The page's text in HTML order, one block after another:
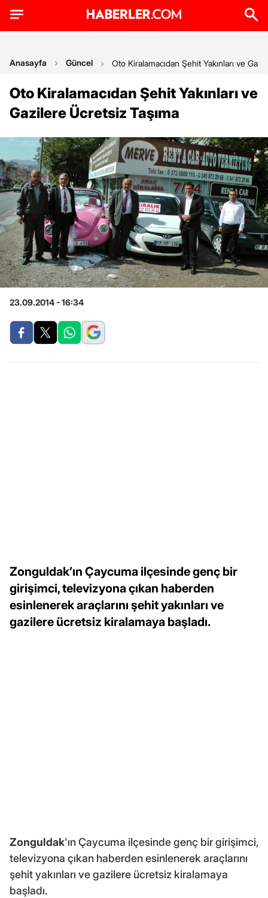
Anasayfa Güncel Oto Kiralamacıdan Şehit Yakınları ve
Oto Kiralamacıdan Şehit Yakınları ve
Gazilere Ücretsiz Taşıma
23.09.2014 - 16:34
Zonguldak’ın Çaycuma ilçesinde genç bir
girişimci, televizyona çıkan haberden
esinlenerek araçlarını şehit yakınları ve
gazilere ücretsiz kiralamaya başladı.
Zonguldak'ın Çaycuma ilçesinde genç bir girişimci,
televizyona çıkan haberden esinlenerek araçlarını
şehit yakınları ve gazilere ücretsiz kiralamaya
başladı.